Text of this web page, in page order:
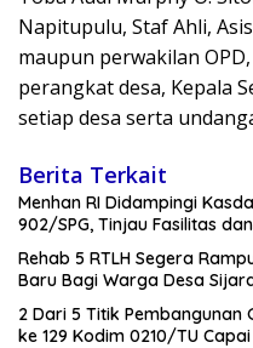
Napitupulu, Staf Ahli,
maupun perwakilan
perangkat desa, Kepala
setiap desa serta
Berita Terkait
Menhan RI Didampingi
902/SPG, Tinjau Fasilitas
Rehab 5 RTLH Segera
Baru Bagi Warga Desa
2 Dari 5 Titik Pembangunan
ke 129 Kodim 0210/TU